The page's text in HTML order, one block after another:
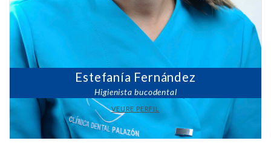
Estefanía Fernández
Higienista bucodental
VEURE PERFIL